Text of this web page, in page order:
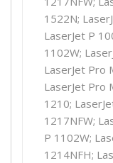
1522N;
LaserJet P
1102W;
LaserJet Pro
LaserJet Pro
1210;
1217NFW;
P 1102W;
1214NFH;